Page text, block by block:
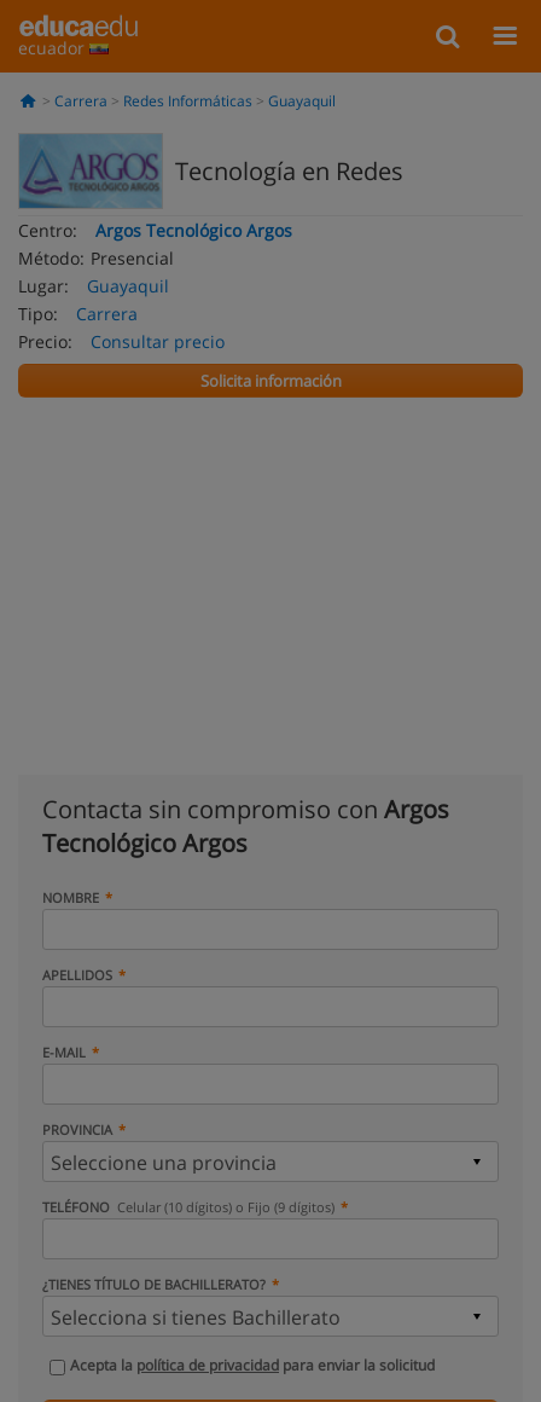
ecuador
Carrera Redes Informáticas Guayaquil
Tecnología en Redes
Centro:
Argos Tecnológico Argos
Método: Presencial
Lugar:
Guayaquil
Tipo:
Carrera
Precio:
Consultar precio
Solicita información
Contacta sin compromiso con Argos
Tecnológico Argos
NOMBRE
APELLIDOS
E-MAIL
PROVINCIA
TELÉFONO Celular (10 dígitos) o Fijo (9 dígitos)
¿TIENES TÍTULO DE BACHILLERATO?
Acepta la política de privacidad para enviar la solicitud